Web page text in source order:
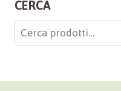
CERCA
Cerca: